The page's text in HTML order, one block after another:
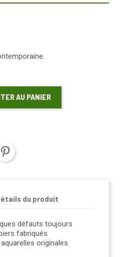
AU PANIER
du produit
défauts toujours
fabriqués
originales.